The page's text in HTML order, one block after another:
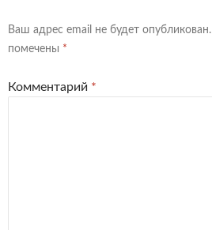
Ваш адрес email не будет опубликован.
помечены *
Комментарий *